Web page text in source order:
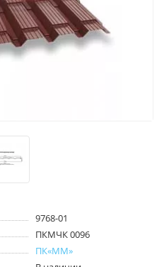
9768-01
ПКМЧК 0096
ПК«ММ»